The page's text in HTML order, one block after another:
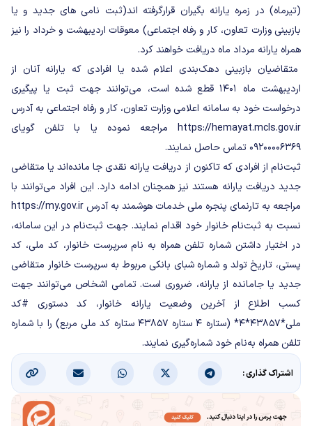
(تیرماه) در زمره یارانه بگیران قرارگرفته اند(ثبت نامی های جدید و یا
بازبینی وزارت تعاون، کار و رفاه اجتماعی) معوقات اردیبهشت و خرداد را نیز
همراه یارانه مرداد ماه دریافت خواهند کرد.
متقاضیان بازبینی دهک‌بندی اعلام شده یا افرادی که یارانه آنان از
اردیبهشت ماه ۱۴۰۱ قطع شده است، می‌توانند جهت ثبت یا پیگیری
درخواست خود به سامانه اعلامی وزارت تعاون، کار و رفاه اجتماعی به آدرس
https://hemayat.mcls.gov.ir مراجعه نموده یا با تلفن گویای
۰۹۲۰۰۰۰۶۳۶۹ تماس حاصل نمایند.
ثبت‌نام از افرادی که تاکنون از دریافت یارانه نقدی جا مانده‌اند یا متقاضی
جدید دریافت یارانه هستند نیز همچنان ادامه دارد. این افراد می‌توانند با
مراجعه به تارنمای پنجره ملی خدمات هوشمند به آدرس https://my.gov.ir
نسبت به ثبت‌نام خانوار خود اقدام نمایند. جهت ثبت‌نام در این سامانه،
در اختیار داشتن شماره تلفن همراه به‌ نام سرپرست خانوار، کد ملی، کد
پستی، تاریخ تولد و شماره شبای بانکی مربوط به سرپرست خانوار متقاضی
جدید یا جامانده از یارانه، ضروری است. تمامی اشخاص می‌توانند جهت
کسب اطلاع از آخرین وضعیت یارانه خانوار، کد دستوری #کد
ملی*۴۳۸۵۷*۴* (ستاره ۴ ستاره ۴۳۸۵۷ ستاره کد ملی مربع) را با شماره
تلفن همراه به‌نام خود شماره‌گیری نمایند.
اشتراک گذاری :